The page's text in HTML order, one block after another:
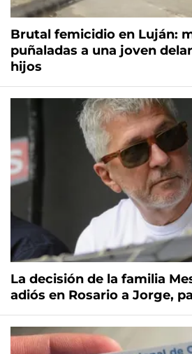
Brutal femicidio en Luján:
puñaladas a una joven
hijos
La decisión de la familia
adiós en Rosario a Jorge,